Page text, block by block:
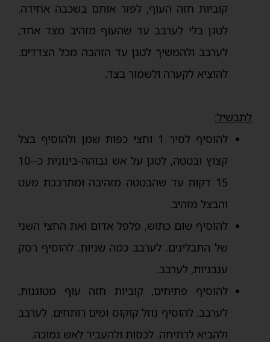
קוביות חזה העוף, לפזר אותם בשכבה אחידה.
לטגן בלי לערבב עד שהעוף מזהיב מצד אחד,
לערבב ולהמשיך לטגן עד הזהבה מכל הצדדים.
להוציא לקערה ולשמור בצד.
לתבשיל:
להוסיף לסיר 1 וחצי כפות שמן ולהוסיף בצל
קצוץ ובטטה, לטגן על אש גבוהה-בינונית כ-10-
15 דקות עד שהבטטה מזהיבה ומתרככת מעט
והבצל מזהיב.
להוסיף שום כתוש, פלפל אדום ואת החצי השני
של התבלינים. לערבב כמה שניות. להוסיף רסק
עגבניות, לערבב.
להוסיף פתיתים, קוביות חזה עוף מטוגנות,
לערבב. להוסיף נוזל קוקוס ומים רותחים. לערבב
ולהביא לרתיחה. לכסות ולהעביר לאש נמוכה.